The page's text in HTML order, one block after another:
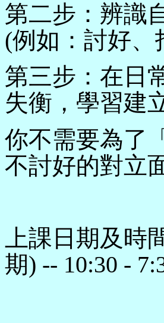
第二步：辨識
(例如：討好、
第三步：在日
失衡，學習建
你不需要為了
不討好的對立
上課日期及時
期) -- 10:30 -